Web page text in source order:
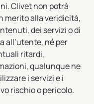
Clivet non potrà
merito alla veridicità,
dei servizi o di
all’utente, né per
ritardi,
qualunque ne
i servizi e i
rischio o pericolo.